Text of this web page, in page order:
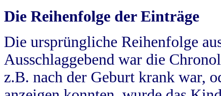
Die Reihenfolge der Einträge
Die ursprüngliche Reihenfolge
Ausschlaggebend war die
z.B. nach der Geburt krank war,